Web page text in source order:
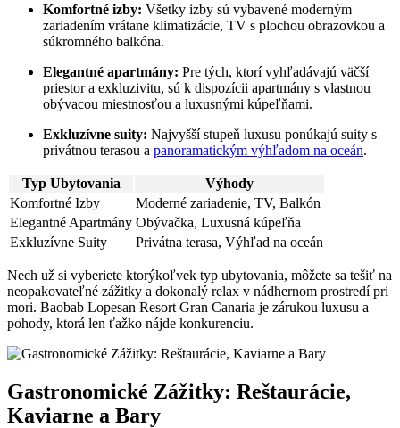
Komfortné izby: Všetky izby sú vybavené moderným
zariadením vrátane klimatizácie, TV s plochou obrazovkou a
súkromného balkóna.
Elegantné apartmány: Pre tých, ktorí vyhľadávajú väčší
priestor a exkluzivitu, sú k dispozícii apartmány s vlastnou
obývacou miestnosťou a luxusnými kúpeľňami.
Exkluzívne suity: Najvyšší stupeň luxusu ponúkajú suity s
privátnou terasou a panoramatickým výhľadom na oceán.
Typ Ubytovania
Výhody
Komfortné Izby
Moderné zariadenie, TV, Balkón
Elegantné Apartmány Obývačka, Luxusná kúpeľňa
Exkluzívne Suity
Privátna terasa, Výhľad na oceán
Nech už si vyberiete ktorýkoľvek typ ubytovania, môžete sa tešiť na
neopakovateľné zážitky a dokonalý relax v nádhernom prostredí pri
mori. Baobab Lopesan Resort Gran Canaria je zárukou luxusu a
pohody, ktorá len ťažko nájde konkurenciu.
Gastronomické Zážitky: Reštaurácie,
Kaviarne a Bary